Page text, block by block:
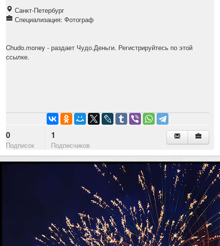
Санкт-Петербург
Специализация: Фотограф
Chudo.money - раздает Чудо.Деньги. Регистрируйтесь по этой
ссылке.
0
Подписок
1
Подписчиков